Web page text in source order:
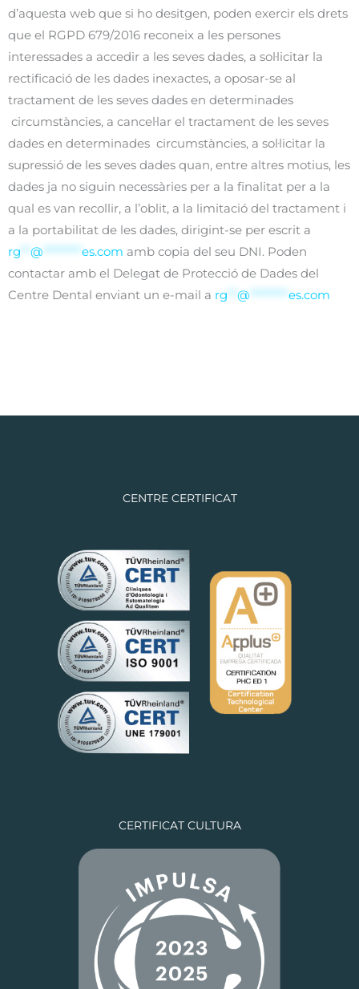
d’aquesta web que si ho desitgen, poden exercir els drets
que el RGPD 679/2016 reconeix a les persones
interessades a accedir a les seves dades, a sol·licitar la
rectificació de les dades inexactes, a oposar-se al
tractament de les seves dades en determinades
circumstàncies, a cancel·lar el tractament de les seves
dades en determinades circumstàncies, a sol·licitar la
supressió de les seves dades quan, entre altres motius, les
dades ja no siguin necessàries per a la finalitat per a la
qual es van recollir, a l’oblit, a la limitació del tractament i
a la portabilitat de les dades, dirigint-se per escrit a
rg
@ es.com amb copia del seu DNI. Poden
contactar amb el Delegat de Protecció de Dades del
Centre Dental enviant un e-mail a rg @ es.com
CENTRE CERTIFICAT
CERTIFICAT CULTURA